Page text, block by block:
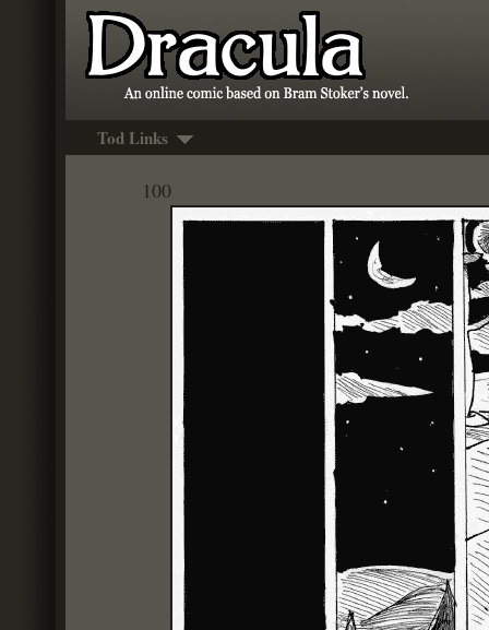
Tod Links
100